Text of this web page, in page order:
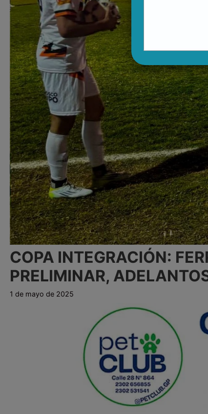
COPA INTEGRACIÓN:
PRELIMINAR,
1 de mayo de 2025